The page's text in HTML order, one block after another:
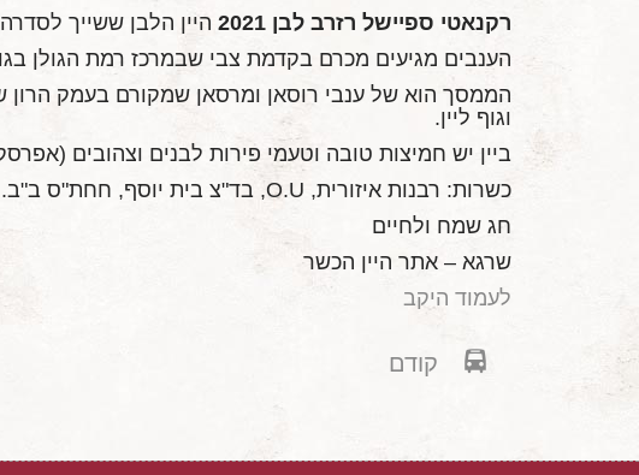
רקנאטי ספיישל רזרב לבן 2021
היין הלבן ששייך
הענבים מגיעים מכרם בקדמת צבי שבמרכז רמת הגולן בגובה של
הממסך הוא של ענבי רוסאן ומרסאן שמקורם בעמק
וגוף ליין.
ביין יש חמיצות טובה וטעמי פירות לבנים וצהובים
כשרות: רבנות איזורית, O.U, בד"צ בית יוסף, חחת"ס ב"ב. והמחיר 159 ₪
חג שמח ולחיים
שרגא – אתר היין הכשר
לעמוד היקב
קודם